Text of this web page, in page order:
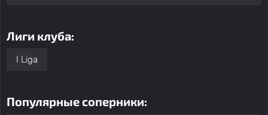
Лиги клуба:
I Liga
Популярные соперники: